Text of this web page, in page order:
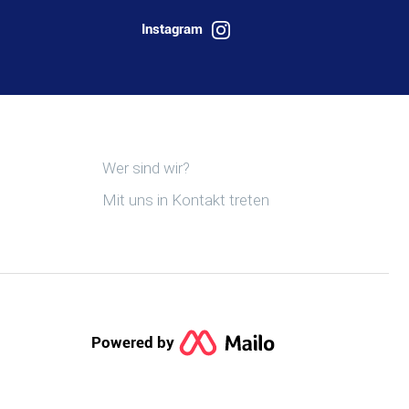
Instagram
Postel.bzh entdecken
Wer sind wir?
Mit uns in Kontakt treten
Powered by